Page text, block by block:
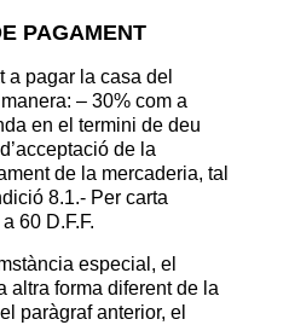
PAGAMENT
a pagar la casa del
– 30% com a
en el termini de deu
de la
de la mercaderia, tal
8.1.- Per carta
60 D.F.F.
especial, el
altra forma diferent de la
paràgraf anterior, el